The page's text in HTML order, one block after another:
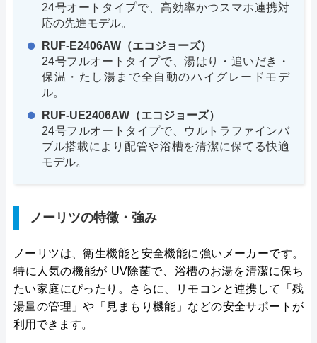
24号オートタイプで、高効率かつスマホ連携対
応の先進モデル。
RUF-E2406AW（エコジョーズ）
24号フルオートタイプで、湯はり・追いだき・
保温・たし湯まで全自動のハイグレードモデ
ル。
RUF-UE2406AW（エコジョーズ）
24号フルオートタイプで、ウルトラファインバ
ブル搭載により配管や浴槽を清潔に保てる快適
モデル。
ノーリツの特徴・強み
ノーリツは、衛生機能と安全機能に強いメーカーです。
特に人気の機能が UV除菌で、浴槽のお湯を清潔に保ち
たい家庭にぴったり。さらに、リモコンと連携して「残
湯量の管理」や「見まもり機能」などの安全サポートが
利用できます。